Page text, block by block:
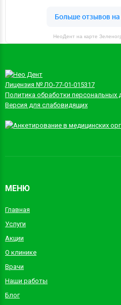
НеоДент на карте
Лицензия № ЛО-77-01-015317
Политика обработки персональных
Версия для слабовидящих
МЕНЮ
Главная
Услуги
Акции
О клинике
Врачи
Наши работы
Блог